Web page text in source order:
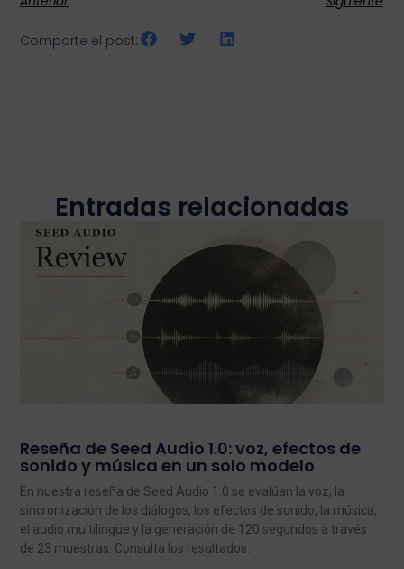
Comparte el post:
Entradas relacionadas
Reseña de Seed Audio 1.0: voz, efectos de
sonido y música en un solo modelo
En nuestra reseña de Seed Audio 1.0 se evalúan la voz, la
sincronización de los diálogos, los efectos de sonido, la música,
el audio multilingüe y la generación de 120 segundos a través
de 23 muestras. Consulta los resultados.